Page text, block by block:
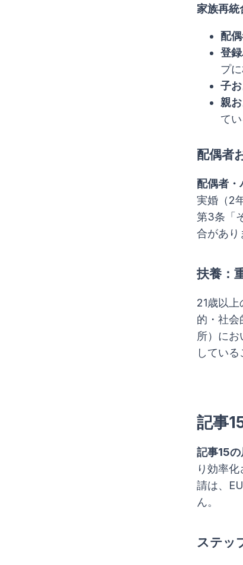
家族再統
配
登
プ
子
親
て
配偶者
配偶者・
実婚（2
第3条「
合があり
扶養：
21歳以
的・社
所）に
している
記事
記事15
り効率
請は、
ん。
ステッ